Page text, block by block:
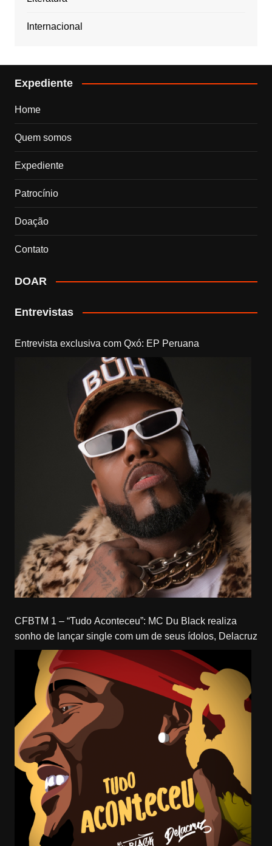
Internacional
Expediente
Home
Quem somos
Expediente
Patrocínio
Doação
Contato
DOAR
Entrevistas
Entrevista exclusiva com Qxó: EP Peruana
CFBTM 1 – “Tudo Aconteceu”: MC Du Black realiza
sonho de lançar single com um de seus ídolos, Delacruz